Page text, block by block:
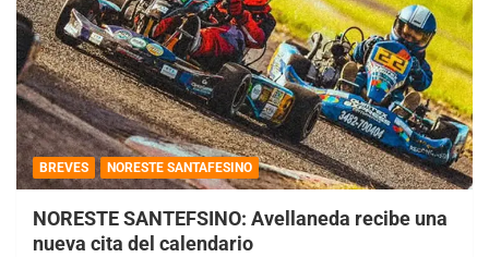
BREVES NORESTE SANTAFESINO
NORESTE SANTEFSINO: Avellaneda recibe una
nueva cita del calendario